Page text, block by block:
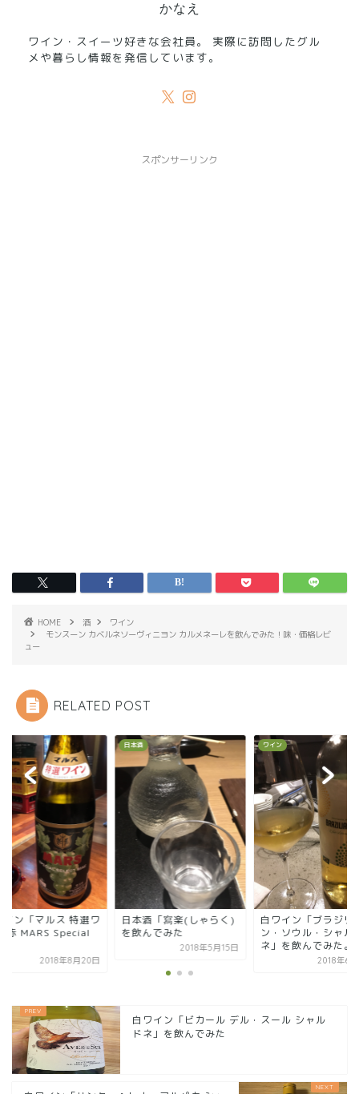
かなえ
ワイン・スイーツ好きな会社員。 実際に訪問したグル
メや暮らし情報を発信しています。
スポンサーリンク
HOME 酒
ワイン
モンスーン カベルネソーヴィニヨン カルメネーレを飲んでみた！味・価格レビ
ュー
RELATED POST
日本酒
日本酒「寫楽(しゃらく)
を飲んでみた
ワイン
白ワイン「ブラジリア
ン・ソウル・シャルド
ネ」を飲んでみた。
ワイン
赤ワイン「マル
イン 赤 MARS
Sel...
2018
白ワイン「ビカール デル・スール シャル
ドネ」を飲んでみた